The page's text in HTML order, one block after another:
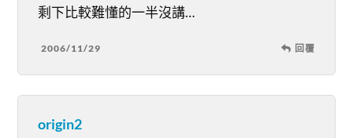
剩下比較難懂的一半沒講…
2006/11/29 回覆
origin2